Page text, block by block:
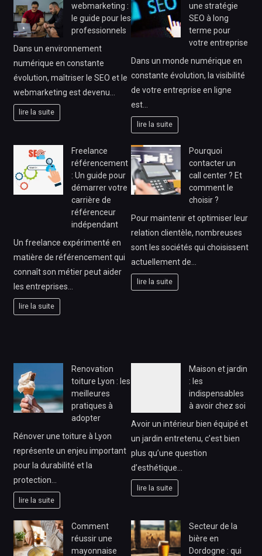
webmarketing :
le guide pour les
professionnels
Dans un environnement
numérique en constante
évolution, maîtriser le SEO et le
webmarketing est devenu…
lire la suite
une stratégie
SEO à long
terme pour
votre entreprise
Dans un monde numérique en
constante évolution, la visibilité
de votre entreprise en ligne
est…
lire la suite
Freelance
référencement
: Un guide pour
démarrer votre
carrière de
référenceur
indépendant
Un freelance expérimenté en
matière de référencement qui
connaît son métier peut aider
les entreprises…
lire la suite
Pourquoi
contacter un
call center ? Et
comment le
choisir ?
Pour maintenir et optimiser leur
relation clientèle, nombreuses
sont les sociétés qui choisissent
actuellement de…
lire la suite
Renovation
toiture Lyon : les
meilleures
pratiques à
adopter
Rénover une toiture à Lyon
représente un enjeu important
pour la durabilité et la
protection…
lire la suite
Maison et jardin
: les
indispensables
à avoir chez soi
Avoir un intérieur bien équipé et
un jardin entretenu, c’est bien
plus qu’une question
d’esthétique…
lire la suite
Comment
réussir une
mayonnaise
Secteur de la
bière en
Dordogne : qui